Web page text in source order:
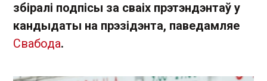
збіралі подпісы за сваіх прэтэндэнтаў у
кандыдаты на прэзідэнта, паведамляе
Свабода.